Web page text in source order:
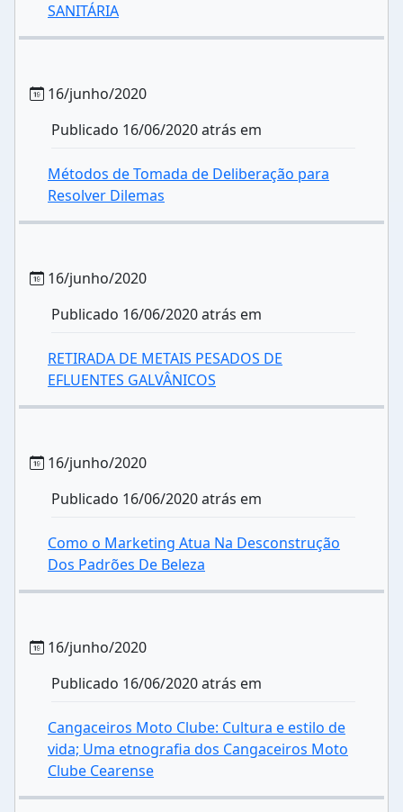
SANITÁRIA
16/junho/2020
Publicado 16/06/2020 atrás em
Métodos de Tomada de Deliberação para
Resolver Dilemas
16/junho/2020
Publicado 16/06/2020 atrás em
RETIRADA DE METAIS PESADOS DE
EFLUENTES GALVÂNICOS
16/junho/2020
Publicado 16/06/2020 atrás em
Como o Marketing Atua Na Desconstrução
Dos Padrões De Beleza
16/junho/2020
Publicado 16/06/2020 atrás em
Cangaceiros Moto Clube: Cultura e estilo de
vida; Uma etnografia dos Cangaceiros Moto
Clube Cearense